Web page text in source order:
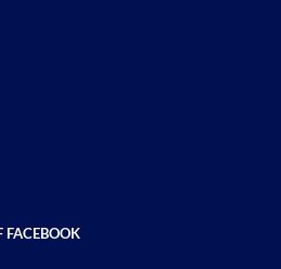
FACEBOOK